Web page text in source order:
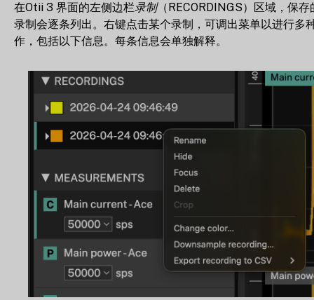
在Otii 3 界面的左侧边栏录制（RECORDINGS）区域，保存
录制会逐条列出。右键点击某个录制，可调出菜单以进行多
作，包括以下信息。每条信息会单独解释。